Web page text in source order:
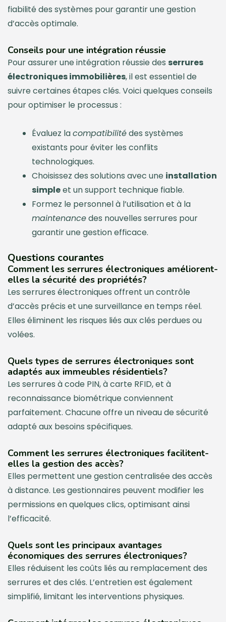
fiabilité des systèmes pour garantir une gestion
d’accès optimale.
Conseils pour une intégration réussie
Pour assurer une intégration réussie des serrures
électroniques immobilières, il est essentiel de
suivre certaines étapes clés. Voici quelques conseils
pour optimiser le processus :
Évaluez lacompatibilitédes systèmes
existants pour éviter les conflits
technologiques.
Choisissez des solutions avec une installation
simpleet un support technique fiable.
Formez le personnel à l’utilisation et à la
maintenancedes nouvelles serrures pour
garantir une gestion efficace.
Questions courantes
Comment les serrures électroniques améliorent-
elles la sécurité des propriétés?
Les serrures électroniques offrent un contrôle
d’accès précis et une surveillance en temps réel.
Elles éliminent les risques liés aux clés perdues ou
volées.
Quels types de serrures électroniques sont
adaptés aux immeubles résidentiels?
Les serrures à code PIN, à carte RFID, et à
reconnaissance biométrique conviennent
parfaitement. Chacune offre un niveau de sécurité
adapté aux besoins spécifiques.
Comment les serrures électroniques facilitent-
elles la gestion des accès?
Elles permettent une gestion centralisée des accès
à distance. Les gestionnaires peuvent modifier les
permissions en quelques clics, optimisant ainsi
l’efficacité.
Quels sont les principaux avantages
économiques des serrures électroniques?
Elles réduisent les coûts liés au remplacement des
serrures et des clés. L’entretien est également
simplifié, limitant les interventions physiques.